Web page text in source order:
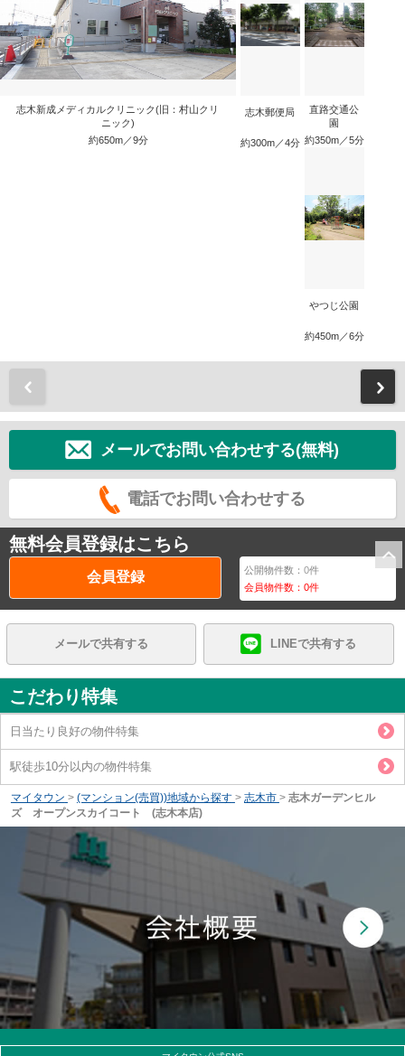
志木新成メディカルクリニック(旧：村山クリ
ニック)
約650m／9分
志木郵便局
約300m／4分
直路交通公
園
約350m／5分
やつじ公園
約450m／6分
メールでお問い合わせする(無料)
電話でお問い合わせする
無料会員登録はこちら
会員登録 公開物件数：0件
会員物件数：0件
メールで共有する LINEで共有する
こだわり特集
日当たり良好の物件特集
駅徒歩10分以内の物件特集
マイタウン > (マンション(売買))地域から探す > 志木市 > 志木ガーデンヒル
ズ オープンスカイコート (志木本店)